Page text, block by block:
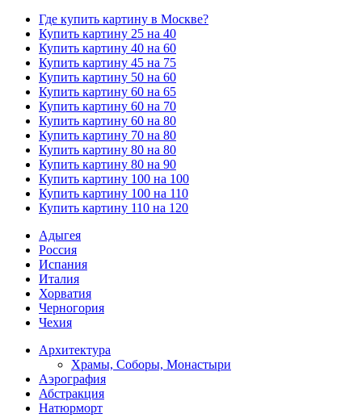
Где купить картину в Москве?
Купить картину 25 на 40
Купить картину 40 на 60
Купить картину 45 на 75
Купить картину 50 на 60
Купить картину 60 на 65
Купить картину 60 на 70
Купить картину 60 на 80
Купить картину 70 на 80
Купить картину 80 на 80
Купить картину 80 на 90
Купить картину 100 на 100
Купить картину 100 на 110
Купить картину 110 на 120
Адыгея
Россия
Испания
Италия
Хорватия
Черногория
Чехия
Архитектура
Храмы, Соборы, Монастыри
Аэрография
Абстракция
Натюрморт